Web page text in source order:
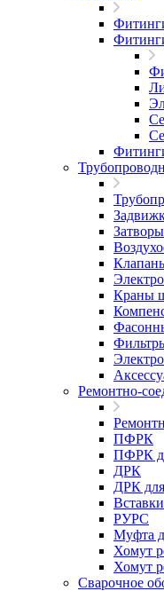
Затворы
Краны
Ремонтно-
ПФРК
ПФРК
ДРК
ДРК
РУРС
Муфта
Хомут
Хомут
Сварочное